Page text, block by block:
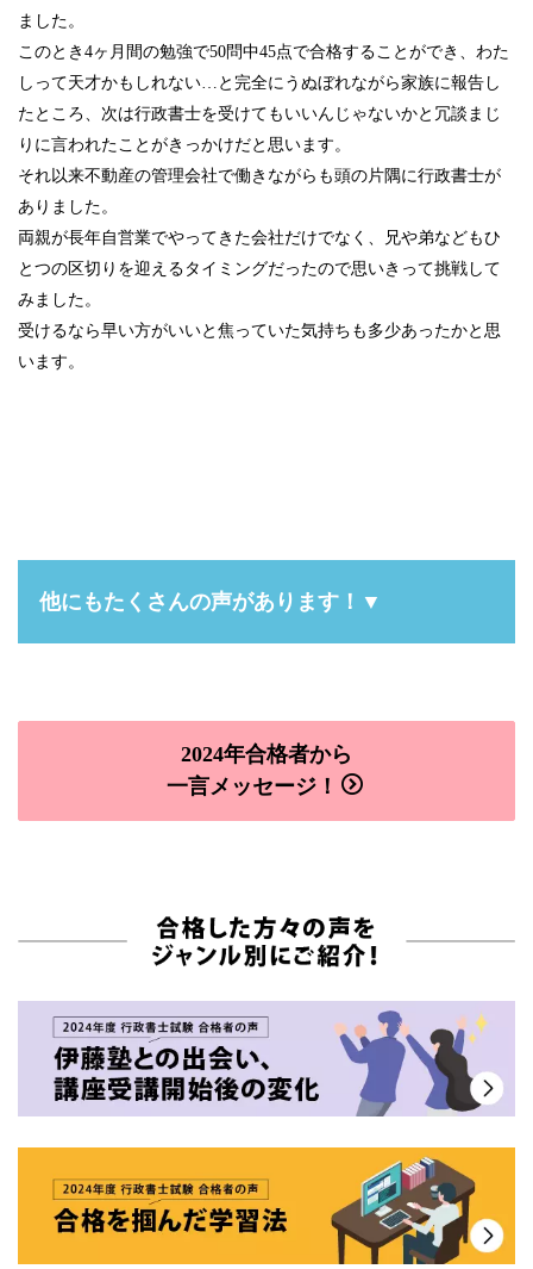
ました。
このとき4ヶ月間の勉強で50問中45点で合格することができ、わた
しって天才かもしれない…と完全にうぬぼれながら家族に報告し
たところ、次は行政書士を受けてもいいんじゃないかと冗談まじ
りに言われたことがきっかけだと思います。
それ以来不動産の管理会社で働きながらも頭の片隅に行政書士が
ありました。
両親が長年自営業でやってきた会社だけでなく、兄や弟などもひ
とつの区切りを迎えるタイミングだったので思いきって挑戦して
みました。
受けるなら早い方がいいと焦っていた気持ちも多少あったかと思
います。
他にもたくさんの声があります！▼
2024年合格者から
一言メッセージ！